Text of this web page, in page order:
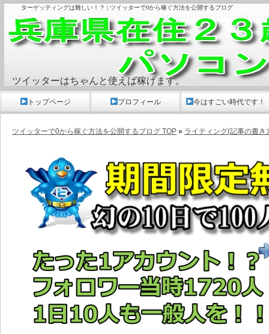
ターゲッティングは難しい！？ | ツイッターで0から稼ぐ方法を公開するブログ
ツイッターで0から稼ぐ方法を公開するブログ TOP » ライティング(記事の書き
ツイッターはちゃんと使えば稼げます。
トップページ プロフィール 今はすごい時代です！